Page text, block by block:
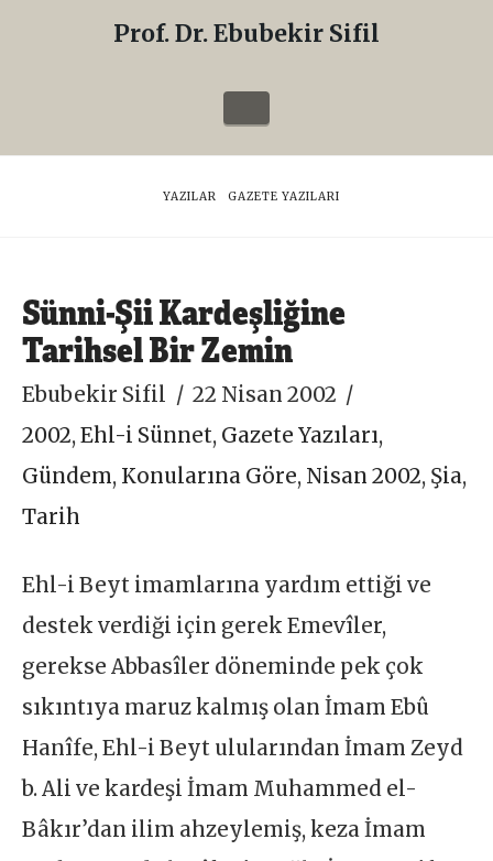
Sifil
Prof. Dr. Ebubekir Sifil
Navigation
HOME
YAZILAR GAZETE YAZILARI
Sünni-Şii Kardeşliğine
Tarihsel Bir Zemin
Ebubekir Sifil
22 Nisan 2002
2002,Ehl-i Sünnet, Gazete Yazıları,
Gündem, Konularına Göre, Nisan 2002, Şia,
Tarih
Ehl-i Beyt imamlarına yardım ettiği ve
destek verdiği için gerek Emevîler,
gerekse Abbasîler döneminde pek çok
sıkıntıya maruz kalmış olan İmam Ebû
Hanîfe, Ehl-i Beyt ulularından İmam Zeyd
b. Ali ve kardeşi İmam Muhammed el-
Bâkır’dan ilim ahzeylemiş, keza İmam